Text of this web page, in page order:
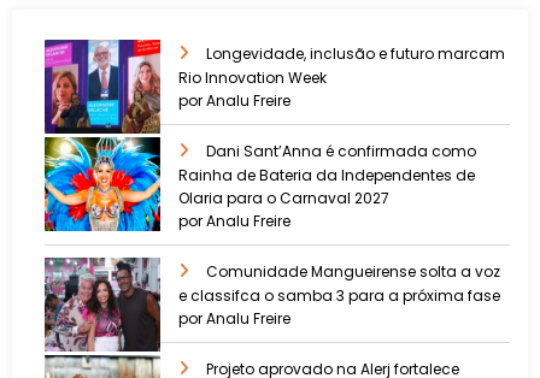
Longevidade, inclusão e futuro marcam
Rio Innovation Week
por Analu Freire
Dani Sant’Anna é confirmada como
Rainha de Bateria da Independentes de
Olaria para o Carnaval 2027
por Analu Freire
Comunidade Mangueirense solta a voz
e classifca o samba 3 para a próxima fase
por Analu Freire
Projeto aprovado na Alerj fortalece